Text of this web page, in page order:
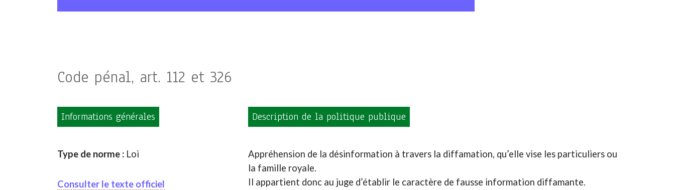
Code pénal, art. 112 et 326
Informations générales
Type de norme : Loi
Consulter le texte officiel
Description de la politique publique
Appréhension de la désinformation à travers la diffamation, qu’elle vise les particuliers ou
la famille royale.
Il appartient donc au juge d’établir le caractère de fausse information diffamante.